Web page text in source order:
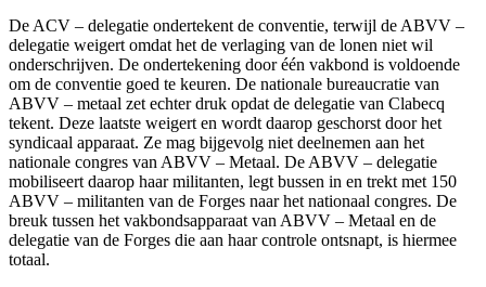
De ACV – delegatie ondertekent de conventie, terwijl de ABVV –
delegatie weigert omdat het de verlaging van de lonen niet wil
onderschrijven. De ondertekening door één vakbond is voldoende
om de conventie goed te keuren. De nationale bureaucratie van
ABVV – metaal zet echter druk opdat de delegatie van Clabecq
tekent. Deze laatste weigert en wordt daarop geschorst door het
syndicaal apparaat. Ze mag bijgevolg niet deelnemen aan het
nationale congres van ABVV – Metaal. De ABVV – delegatie
mobiliseert daarop haar militanten, legt bussen in en trekt met 150
ABVV – militanten van de Forges naar het nationaal congres. De
breuk tussen het vakbondsapparaat van ABVV – Metaal en de
delegatie van de Forges die aan haar controle ontsnapt, is hiermee
totaal.